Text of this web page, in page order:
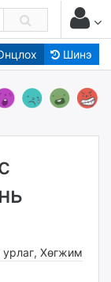
Шинэ
, Хөгжим